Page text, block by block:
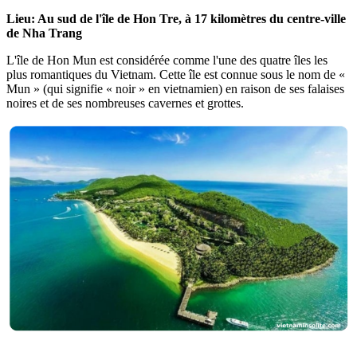
Lieu: Au sud de l'île de Hon Tre, à 17 kilomètres du centre-ville
de Nha Trang
L'île de Hon Mun est considérée comme l'une des quatre îles les
plus romantiques du Vietnam. Cette île est connue sous le nom de «
Mun » (qui signifie « noir » en vietnamien) en raison de ses falaises
noires et de ses nombreuses cavernes et grottes.